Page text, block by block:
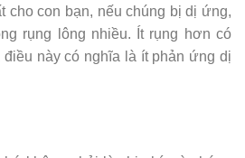
cho con bạn, nếu chúng bị dị ứng,
rụng lông nhiều. Ít rụng hơn có
này có nghĩa là ít phản ứng dị